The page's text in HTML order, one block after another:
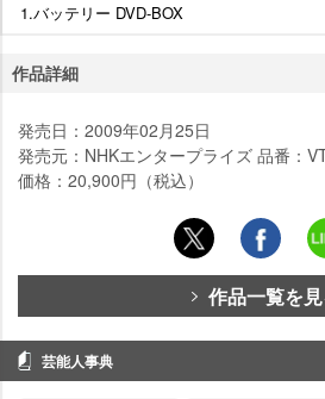
1.バッテリー DVD-BOX
作品詳細
発売日：2009年02月25日
発売元：NHKエンタープライズ 品番：
価格：20,900円（税込）
作品一覧を
芸能人事典